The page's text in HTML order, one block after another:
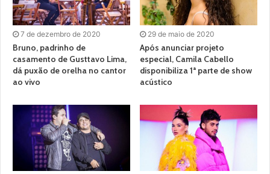
7 de dezembro de 2020
Bruno, padrinho de
casamento de Gusttavo Lima,
dá puxão de orelha no cantor
ao vivo
29 de maio de 2020
Após anunciar projeto
especial, Camila Cabello
disponibiliza 1ª parte de show
acústico